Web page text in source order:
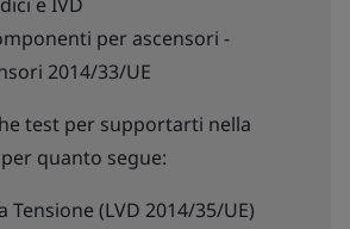
per ascensori -
2014/33/UE
test per supportarti nella
quanto segue:
Tensione (LVD 2014/35/UE)